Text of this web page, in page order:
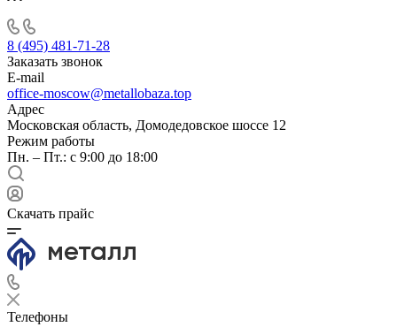
8 (495) 481-71-28
Заказать звонок
E-mail
office-moscow@metallobaza.top
Адрес
Московская область, Домодедовское шоссе 12
Режим работы
Пн. – Пт.: с 9:00 до 18:00
Скачать прайс
Телефоны